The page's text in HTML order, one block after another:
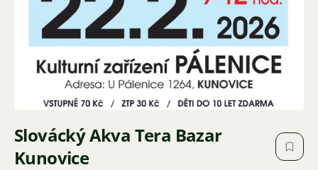
Slovácký Akva Tera Bazar
Kunovice